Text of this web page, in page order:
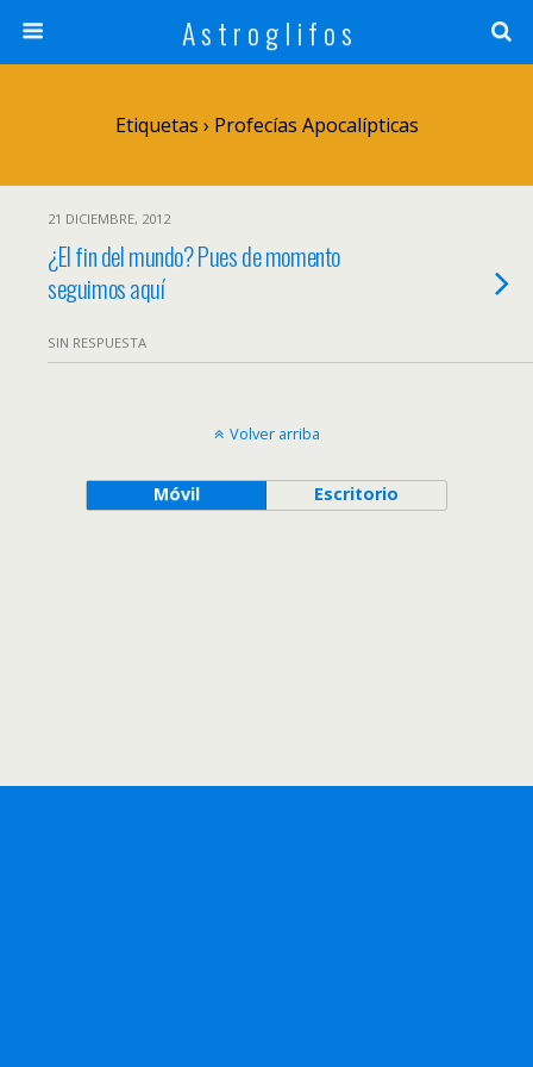
A s t r o g l i f o s
Etiquetas › Profecías Apocalípticas
21 DICIEMBRE, 2012
¿El fin del mundo? Pues de momento
seguimos aquí
SIN RESPUESTA
Volver arriba
Móvil Escritorio